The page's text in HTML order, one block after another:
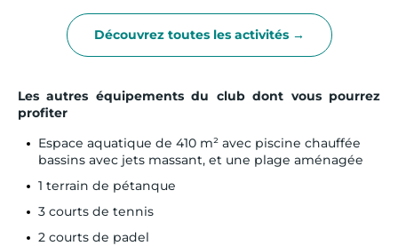
Découvrez toutes les activités →
Les autres équipements du club dont vous pourrez
profiter
Espace aquatique de 410 m² avec piscine chauffée
bassins avec jets massant, et une plage aménagée
1 terrain de pétanque
3 courts de tennis
2 courts de padel